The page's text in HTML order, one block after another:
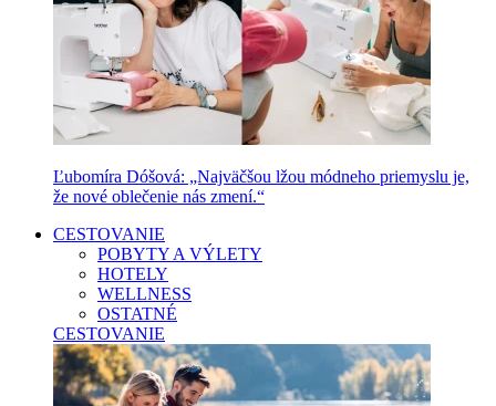
Ľubomíra Dóšová: „Najväčšou lžou módneho priemyslu je,
že nové oblečenie nás zmení.“
CESTOVANIE
POBYTY A VÝLETY
HOTELY
WELLNESS
OSTATNÉ
CESTOVANIE